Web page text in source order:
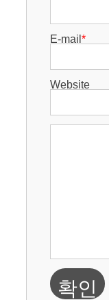
E-mail*
Website
확인